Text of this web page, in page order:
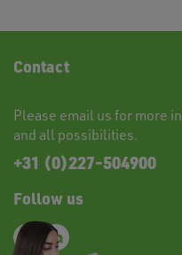
Contact
Please email us for more
and all possibilities.
+31 (0)227-504900
Follow us